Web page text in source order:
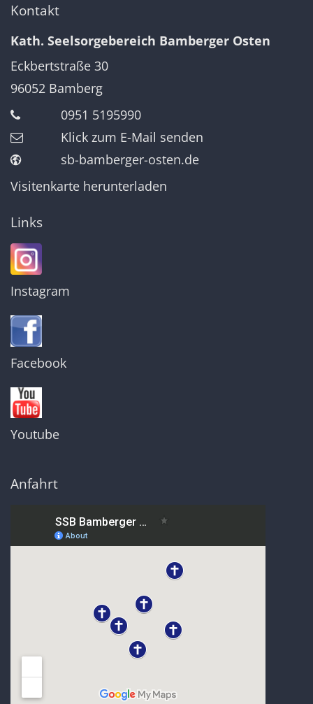
Kontakt
Kath. Seelsorgebereich Bamberger Osten
Eckbertstraße 30
96052 Bamberg
0951 5195990
Klick zum E-Mail senden
sb-bamberger-osten.de
Visitenkarte herunterladen
Links
Instagram
Facebook
Youtube
Anfahrt